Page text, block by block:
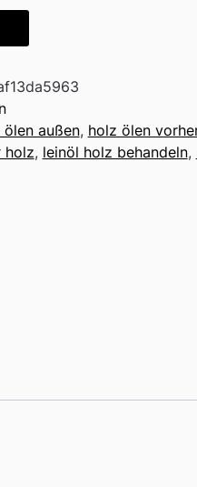
ölen außen, holz ölen
holz, leinöl holz behandeln,